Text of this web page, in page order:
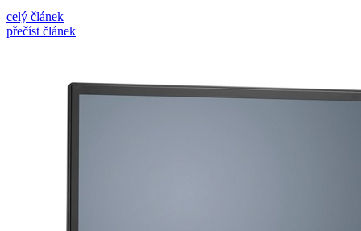
celý článek
přečíst článek